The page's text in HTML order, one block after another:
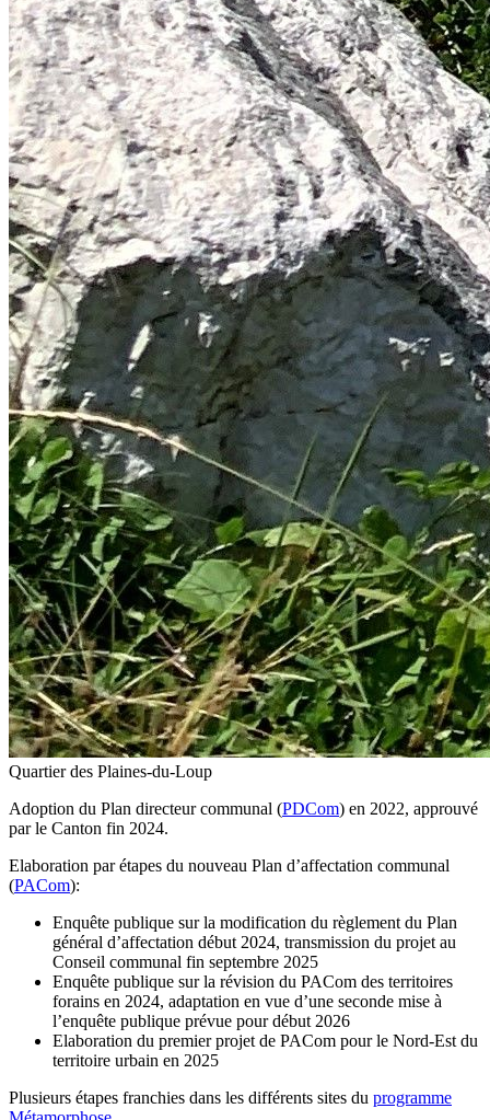
Quartier des Plaines-du-Loup
Adoption du Plan directeur communal (PDCom) en 2022, approuvé
par le Canton fin 2024.
Elaboration par étapes du nouveau Plan d’affectation communal
(PACom):
Enquête publique sur la modification du règlement du Plan
général d’affectation début 2024, transmission du projet au
Conseil communal fin septembre 2025
Enquête publique sur la révision du PACom des territoires
forains en 2024, adaptation en vue d’une seconde mise à
l’enquête publique prévue pour début 2026
Elaboration du premier projet de PACom pour le Nord-Est du
territoire urbain en 2025
Plusieurs étapes franchies dans les différents sites du programme